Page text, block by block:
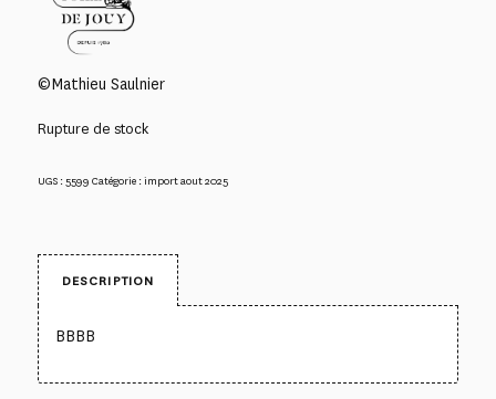
©Mathieu Saulnier
Rupture de stock
UGS : 5599 Catégorie :import aout 2025
DESCRIPTION
BBBB